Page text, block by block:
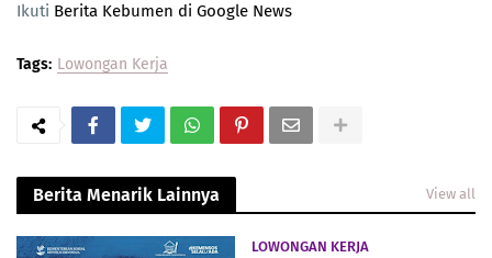
Ikuti Berita Kebumen di Google News
Tags: Lowongan Kerja
Berita Menarik Lainnya View all
LOWONGAN KERJA